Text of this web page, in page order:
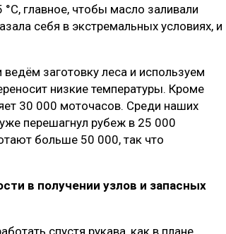
главное, чтобы масло заливали
себя в экстремальных условиях, и
заготовку леса и используем
низкие температуры. Кроме
30 000 моточасов. Среди наших
уже перешагнул рубеж в 25 000
больше 50 000, так что
в получении узлов и запасных
спустя рукава, как в плане